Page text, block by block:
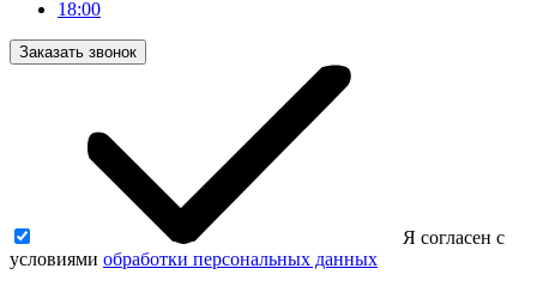
18:00
Заказать звонок
Я согласен с
условиями обработки персональных данных